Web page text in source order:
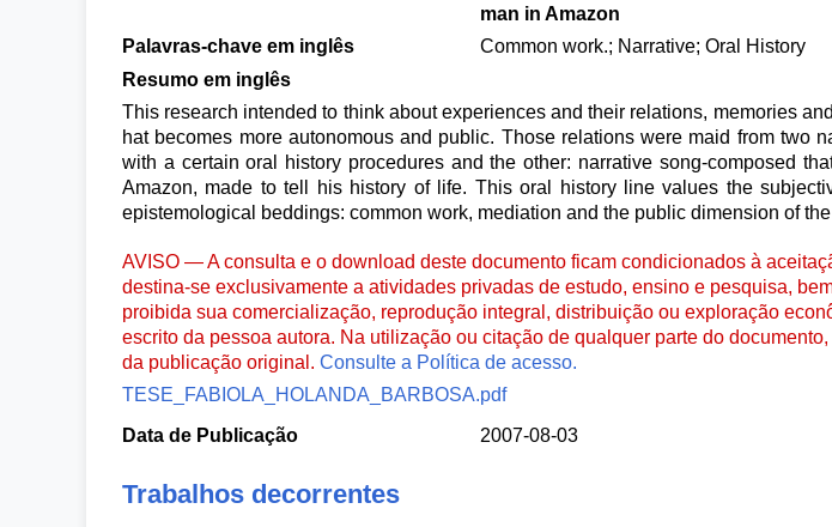
man in Amazon
Palavras-chave em inglês
Common work.; Narrative; Oral History
Resumo em inglês
This research intended to think about experiences and their relations, memories
hat becomes more autonomous and public. Those relations were maid from two
with a certain oral history procedures and the other: narrative song-composed
Amazon, made to tell his history of life. This oral history line values the
epistemological beddings: common work, mediation and the public dimension of
AVISO — A consulta e o download deste documento ficam condicionados à
destina-se exclusivamente a atividades privadas de estudo, ensino e pesquisa,
proibida sua comercialização, reprodução integral, distribuição ou exploração
escrito da pessoa autora. Na utilização ou citação de qualquer parte do
da publicação original. Consulte a Política de acesso.
TESE_FABIOLA_HOLANDA_BARBOSA.pdf
Data de Publicação
2007-08-03
Trabalhos decorrentes